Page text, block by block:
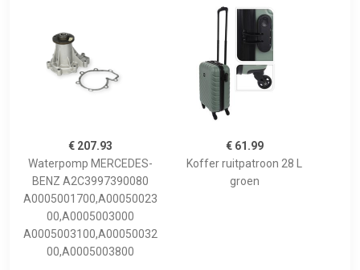
€ 207.93
Waterpomp MERCEDES-
BENZ A2C3997390080
A0005001700,A00050023
00,A0005003000
A0005003100,A00050032
00,A0005003800
€ 61.99
Koffer ruitpatroon 28 L
groen